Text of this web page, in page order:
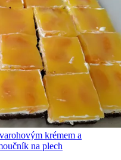
krémem a
na plech